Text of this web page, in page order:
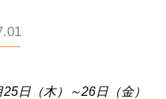
日（木）～26日（金）